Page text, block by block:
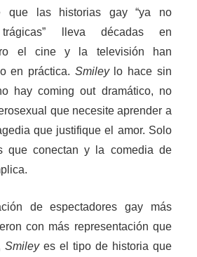
que las historias gay “ya no
lleva décadas en
el cine y la televisión han
en práctica. Smileylo hace sin
hay coming out dramático, no
que necesite aprender a
que justifique el amor. Solo
que conectan y la comedia de
de espectadores gay más
con más representación que
Smileyes el tipo de historia que